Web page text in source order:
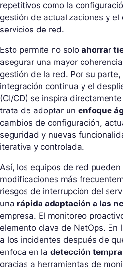
repetitivos como la
gestión de actualizaciones y el
servicios de red.
Esto permite no solo ahorrar
asegurar una mayor
gestión de la red. Por su
integración continua y el
(CI/CD) se inspira
trata de adoptar un enfoque
cambios de configuración,
seguridad y nuevas
iterativa y controlada.
Así, los equipos de red pueden
modificaciones más
riesgos de interrupción del
una rápida adaptación a las
empresa. El monitoreo
elemento clave de NetOps. En
a los incidentes después de
enfoca en la detección
gracias a herramientas de